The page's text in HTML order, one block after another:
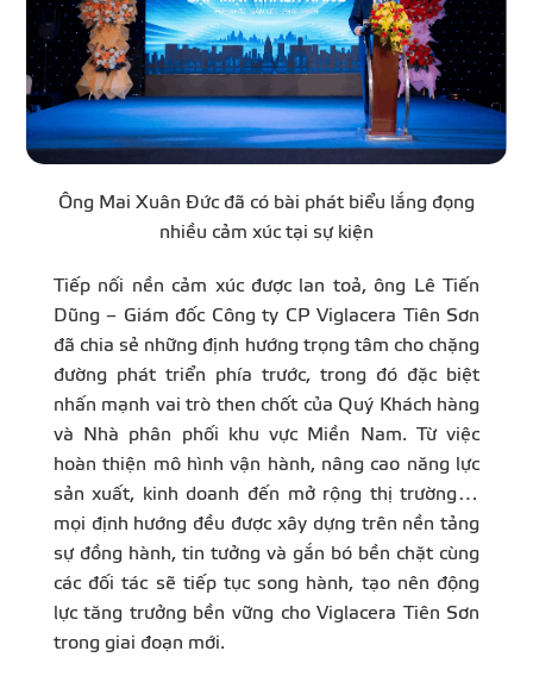
Ông Mai Xuân Đức đã có bài phát biểu lắng đọng
nhiều cảm xúc tại sự kiện
Tiếp nối nền cảm xúc được lan toả, ông Lê Tiến
Dũng – Giám đốc Công ty CP Viglacera Tiên Sơn
đã chia sẻ những định hướng trọng tâm cho chặng
đường phát triển phía trước, trong đó đặc biệt
nhấn mạnh vai trò then chốt của Quý Khách hàng
và Nhà phân phối khu vực Miền Nam. Từ việc
hoàn thiện mô hình vận hành, nâng cao năng lực
sản xuất, kinh doanh đến mở rộng thị trường…
mọi định hướng đều được xây dựng trên nền tảng
sự đồng hành, tin tưởng và gắn bó bền chặt cùng
các đối tác sẽ tiếp tục song hành, tạo nên động
lực tăng trưởng bền vững cho Viglacera Tiên Sơn
trong giai đoạn mới.